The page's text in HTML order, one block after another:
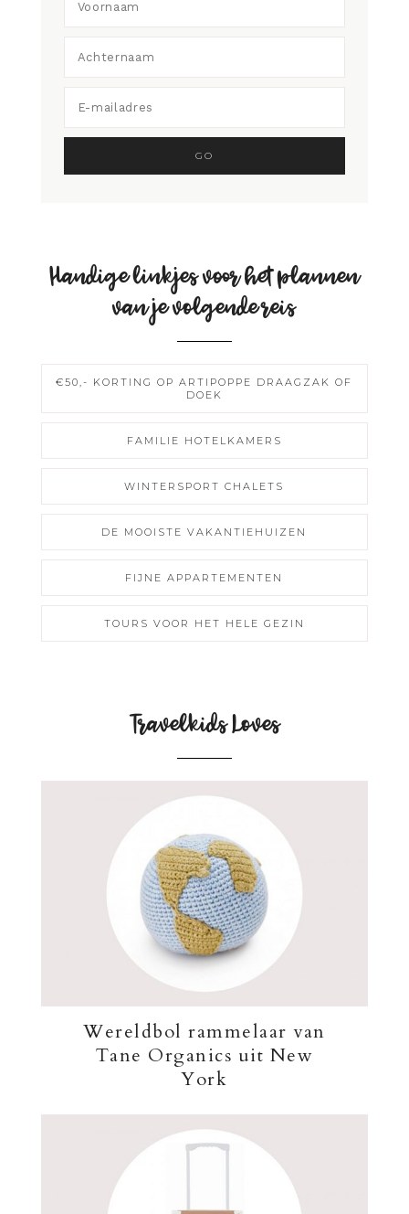
Handige linkjes voor het plannen
van je volgende reis
€50,- KORTING OP ARTIPOPPE DRAAGZAK OF
DOEK
FAMILIE HOTELKAMERS
WINTERSPORT CHALETS
DE MOOISTE VAKANTIEHUIZEN
FIJNE APPARTEMENTEN
TOURS VOOR HET HELE GEZIN
Travelkids Loves
Wereldbol rammelaar van
Tane Organics uit New
York